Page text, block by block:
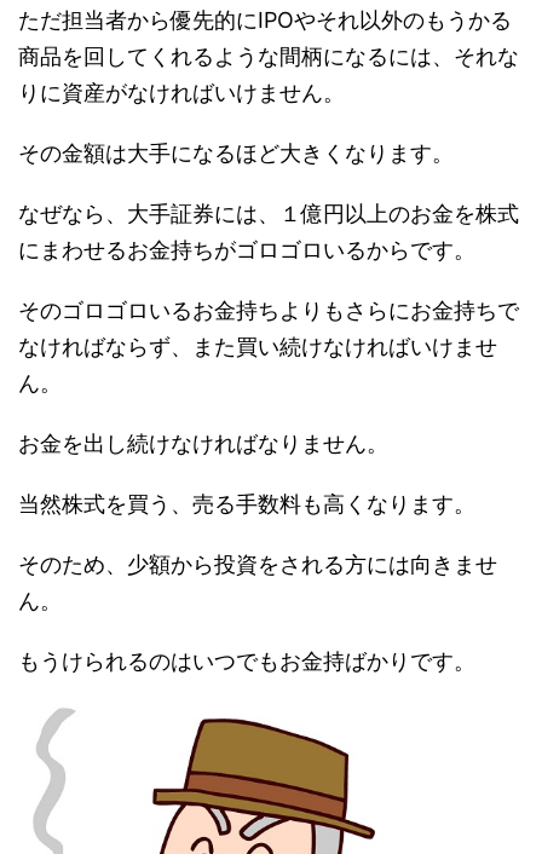
ただ担当者から優先的にIPOやそれ以外のもうかる
商品を回してくれるような間柄になるには、 それな
りに資産がなければいけません。
その金額は大手になるほど大きくなります。
なぜなら、大手証券には、１億円以上のお金を株式
にまわせるお金持ちがゴロゴロいるからです。
そのゴロゴロいるお金持ちよりもさらにお金持ちで
なければならず、また買い続けなければいけませ
ん。
お金を出し続けなければなりません。
当然株式を買う、売る手数料も高くなります。
そのため、少額から投資をされる方には向きませ
ん。
もうけられるのはいつでもお金持ばかりです。